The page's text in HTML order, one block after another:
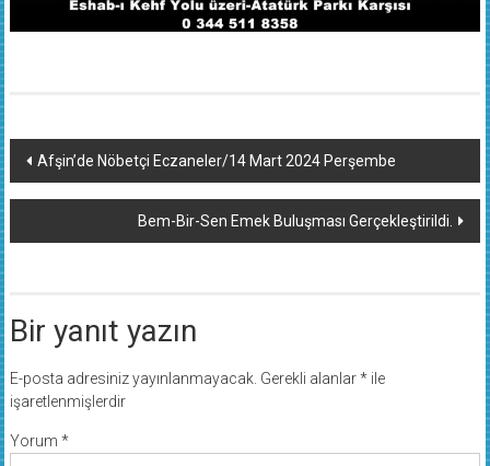
Yazı
dolaşımı
Afşin’de Nöbetçi Eczaneler/14 Mart 2024 Perşembe
Bem-Bir-Sen Emek Buluşması Gerçekleştirildi.
Bir yanıt yazın
E-posta adresiniz yayınlanmayacak. Gerekli alanlar*ile
işaretlenmişlerdir
Yorum *